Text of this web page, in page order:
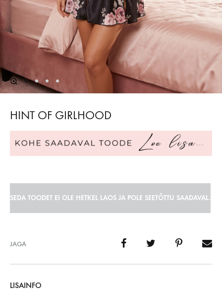
HINT OF GIRLHOOD
SEDA TOODET EI OLE HETKEL LAOS JA POLE SEETÕTTU SAADAVAL.
JAGA
LISAINFO